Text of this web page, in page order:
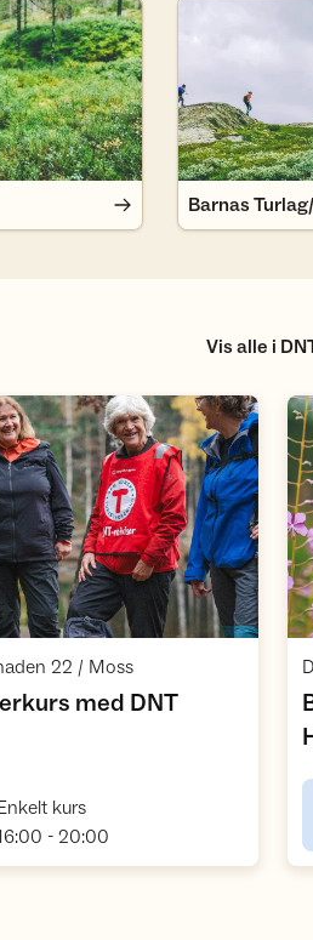
Barnas Turlag/
Barnas
Vis alle i
Åpne aktivitet
22 / Moss,
med DNT
kurs,
- 20:00